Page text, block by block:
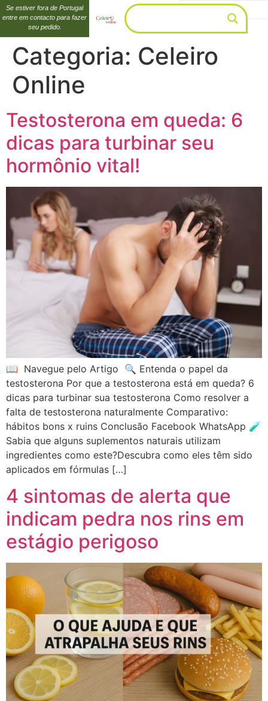
Se estiver fora de Portugal
entre em contacto para fazer
seu pedido.
Categoria: Celeiro
Online
Testosterona em queda: 6
dicas para turbinar seu
hormônio vital!
📖 Navegue pelo Artigo 🔍 Entenda o papel da
testosterona Por que a testosterona está em queda? 6
dicas para turbinar sua testosterona Como resolver a
falta de testosterona naturalmente Comparativo:
hábitos bons x ruins Conclusão Facebook WhatsApp 🧪
Sabia que alguns suplementos naturais utilizam
ingredientes como este?Descubra como eles têm sido
aplicados em fórmulas […]
4 sintomas de alerta que
indicam pedra nos rins em
estágio perigoso